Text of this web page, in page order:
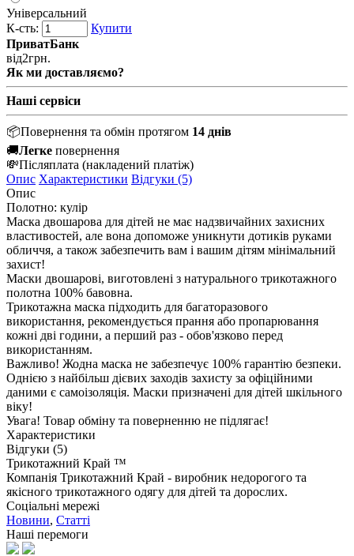
Універсальний
К-сть:
Купити
ПриватБанк
від2грн.
Як ми доставляємо?
Наші сервіси
📦Повернення та обмін протягом 14 днів
🚚Легке повернення
💸Післяплата (накладений платіж)
Опис Характеристики Відгуки (5)
Опис
Полотно: кулір
Маска двошарова для дітей не має надзвичайних захисних
властивостей, але вона допоможе уникнути дотиків руками
обличчя, а також забезпечить вам і вашим дітям мінімальний
захист!
Маски двошарові, виготовлені з натурального трикотажного
полотна 100% бавовна.
Трикотажна маска підходить для багаторазового
використання, рекомендується прання або пропарювання
кожні дві години, а перший раз - обов'язково перед
використанням.
Важливо! Жодна маска не забезпечує 100% гарантію безпеки.
Однією з найбільш дієвих заходів захисту за офіційними
даними є самоізоляція. Маски призначені для дітей шкільного
віку!
Увага! Товар обміну та поверненню не підлягає!
Характеристики
Відгуки (5)
Трикотажний Край ™
Компанія Трикотажний Край - виробник недорогого та
якісного трикотажного одягу для дітей та дорослих.
Соціальні мережі
Новини, Статті
Наші перемоги